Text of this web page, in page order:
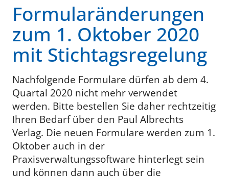
Formularänderungen
zum 1. Oktober 2020
mit Stichtagsregelung
Nachfolgende Formulare dürfen ab dem 4.
Quartal 2020 nicht mehr verwendet
werden. Bitte bestellen Sie daher rechtzeitig
Ihren Bedarf über den Paul Albrechts
Verlag. Die neuen Formulare werden zum 1.
Oktober auch in der
Praxisverwaltungssoftware hinterlegt sein
und können dann auch über die